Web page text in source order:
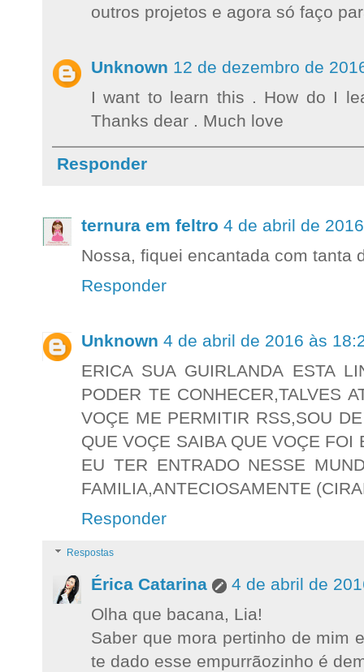
outros projetos e agora só faço
Unknown 12 de dezembro de
I want to learn this . How do I
Thanks dear . Much love
Responder
ternura em feltro 4 de abril de
Nossa, fiquei encantada com tanta
Responder
Unknown 4 de abril de 2016 às
ERICA SUA GUIRLANDA ESTA
PODER TE CONHECER,TALVES
VOÇE ME PERMITIR RSS,SOU
QUE VOÇE SAIBA QUE VOÇE FOI
EU TER ENTRADO NESSE
FAMILIA,ANTECIOSAMENTE
Responder
Respostas
Érica Catarina
4 de abril de
Olha que bacana, Lia!
Saber que mora pertinho de mim
te dado esse empurrãozinho é